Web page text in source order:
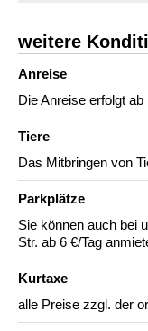
weitere
Anreise
Die Anreise erfolgt
Tiere
Das Mitbringen von
Parkplätze
Sie können auch bei
Str. ab 6 €/Tag
Kurtaxe
alle Preise zzgl. der